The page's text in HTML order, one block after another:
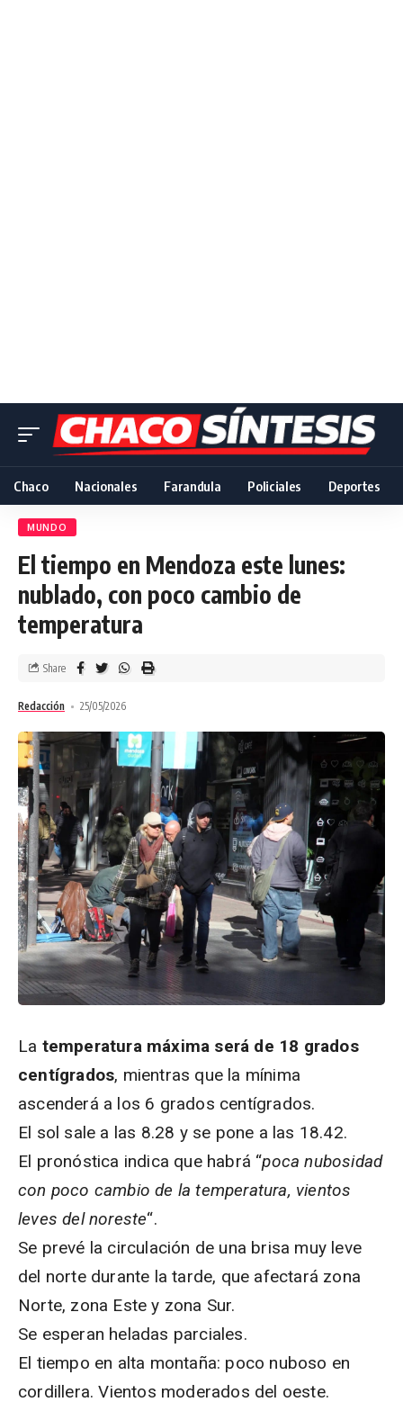
Chaco Nacionales Farandula Policiales Deportes
MUNDO
El tiempo en Mendoza este lunes:
nublado, con poco cambio de
temperatura
Redacción 25/05/2026
Share
La temperatura máxima será de 18 grados
centígrados, mientras que la mínima
ascenderá a los 6 grados centígrados.
El sol sale a las 8.28 y se pone a las 18.42.
El pronóstica indica que habrá “poca nubosidad
con poco cambio de la temperatura, vientos
leves del noreste“.
Se prevé la circulación de una brisa muy leve
del norte durante la tarde, que afectará zona
Norte, zona Este y zona Sur.
Se esperan heladas parciales.
El tiempo en alta montaña: poco nuboso en
cordillera. Vientos moderados del oeste.